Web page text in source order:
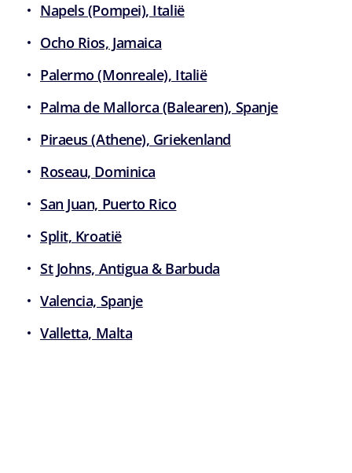
Napels (Pompei), Italië
Ocho Rios, Jamaica
Palermo (Monreale), Italië
Palma de Mallorca (Balearen), Spanje
Piraeus (Athene), Griekenland
Roseau, Dominica
San Juan, Puerto Rico
Split, Kroatië
St Johns, Antigua & Barbuda
Valencia, Spanje
Valletta, Malta